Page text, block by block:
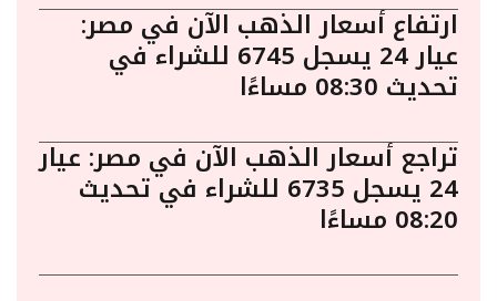
ارتفاع أسعار الذهب الآن في مصر:
عيار 24 يسجل 6745 للشراء في
تحديث 08:30 مساءًا
تراجع أسعار الذهب الآن في مصر: عيار
24 يسجل 6735 للشراء في تحديث
08:20 مساءًا